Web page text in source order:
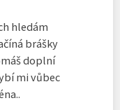
hledám
brášky
doplní
mi vůbec